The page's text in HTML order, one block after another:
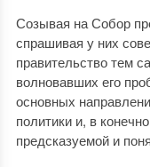
Созывая на Собор
спрашивая у них
правительство тем
волновавших его
основных
политики и, в
предсказуемой и